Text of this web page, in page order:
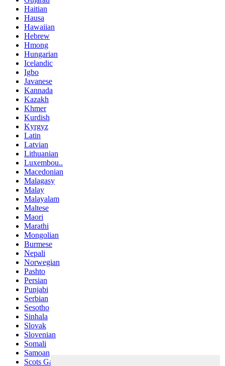
Haitian
Hausa
Hawaiian
Hebrew
Hmong
Hungarian
Icelandic
Igbo
Javanese
Kannada
Kazakh
Khmer
Kurdish
Kyrgyz
Latin
Latvian
Lithuanian
Luxembou..
Macedonian
Malagasy
Malay
Malayalam
Maltese
Maori
Marathi
Mongolian
Burmese
Nepali
Norwegian
Pashto
Persian
Punjabi
Serbian
Sesotho
Sinhala
Slovak
Slovenian
Somali
Samoan
Scots Gaelic